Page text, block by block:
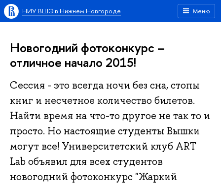
Меню
НИУ ВШЭ в Нижнем Новгороде
Новогодний фотоконкурс –
отличное начало 2015!
Сессия - это всегда ночи без сна, стопы
книг и несчетное количество билетов.
Найти время на что-то другое не так то и
просто. Но настоящие студенты Вышки
могут все! Университетский клуб ART
Lab объявил для всех студентов
новогодний фотоконкурс "Жаркий